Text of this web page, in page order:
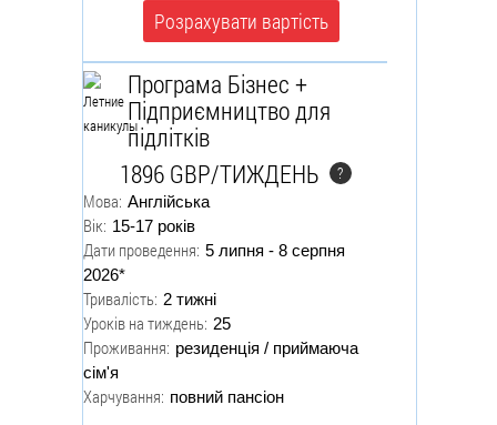
Розрахувати вартість
Програма Бізнес +
Підприємництво для
підлітків
1896 GBP/ТИЖДЕНЬ
?
Мова: Англійська
Вік: 15-17 років
Дати проведення: 5 липня - 8 серпня
2026*
Тривалість: 2 тижні
Уроків на тиждень: 25
Проживання: резиденція / приймаюча
сім'я
Харчування: повний пансіон